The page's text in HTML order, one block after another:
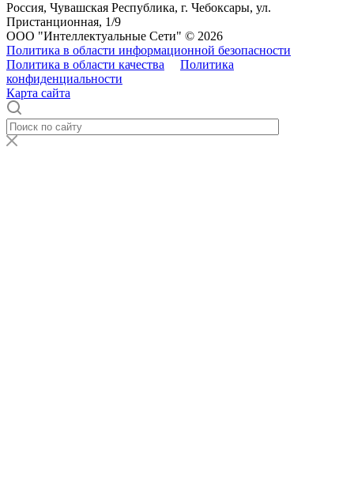
Россия, Чувашская Республика, г. Чебоксары, ул.
Пристанционная, 1/9
ООО "Интеллектуальные Сети" © 2026
Политика в области информационной безопасности
Политика в области качества
Политика
конфиденциальности
Карта сайта